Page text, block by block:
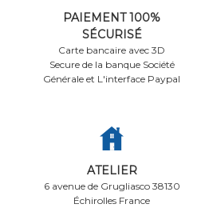
PAIEMENT 100%
SÉCURISÉ
Carte bancaire avec 3D
Secure de la banque Société
Générale et L'interface Paypal
ATELIER
6 avenue de Grugliasco 38130
Échirolles France